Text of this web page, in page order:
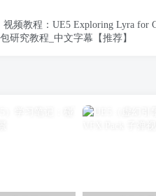
频教程：UE5 Exploring Lyra for
研究教程_中文字幕【推荐】